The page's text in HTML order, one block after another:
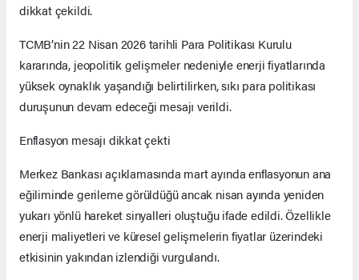
dikkat çekildi.
TCMB’nin 22 Nisan 2026 tarihli Para Politikası Kurulu
kararında, jeopolitik gelişmeler nedeniyle enerji fiyatlarında
yüksek oynaklık yaşandığı belirtilirken, sıkı para politikası
duruşunun devam edeceği mesajı verildi.
Enflasyon mesajı dikkat çekti
Merkez Bankası açıklamasında mart ayında enflasyonun ana
eğiliminde gerileme görüldüğü ancak nisan ayında yeniden
yukarı yönlü hareket sinyalleri oluştuğu ifade edildi. Özellikle
enerji maliyetleri ve küresel gelişmelerin fiyatlar üzerindeki
etkisinin yakından izlendiği vurgulandı.